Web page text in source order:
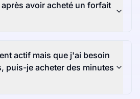
avoir acheté un forfait
actif mais que j'ai besoin
puis-je acheter des minutes